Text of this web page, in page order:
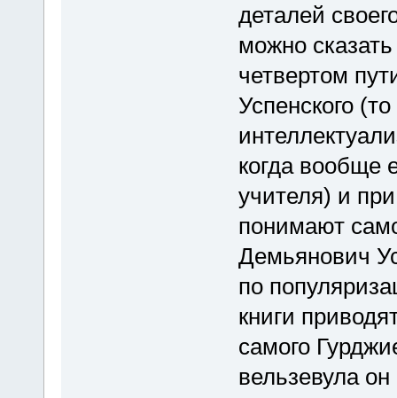
деталей
можно
четвертом
Успенского
когда вообще
учителя) и
понимают
Демьянович
по
книги
самого
вельзевула